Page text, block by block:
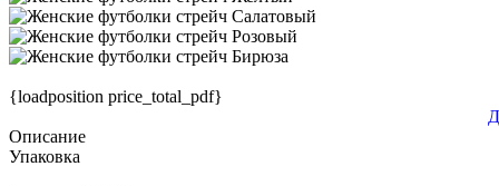
{loadposition price_total_pdf}
Описание
Упаковка